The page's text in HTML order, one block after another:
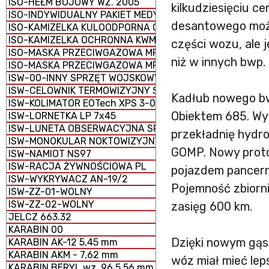
ISO-INDYWIDUALNY PAKIET MEDYCZNY IPMED 45 WP
ISO-KAMIZELKA KULOODPORNA GRYF PLATE CARRIER
ISO-KAMIZELKA OCHRONNA KWM-02
ISO-MASKA PRZECIWGAZOWA MP-5
ISO-MASKA PRZECIWGAZOWA MP-6
ISW-00-INNY SPRZĘT WOJSKOWY
ISW-CELOWNIK TERMOWIZYJNY SCT-RUBIN
ISW-KOLIMATOR EOTech XPS 3-0
ISW-LORNETKA LP 7x45
ISW-LUNETA OBSERWACYJNA SPOTTER 60
ISW-MONOKULAR NOKTOWIZYJNY MU-3M KOLIBER
ISW-NAMIOT NS97
ISW-RACJA ŻYWNOŚCIOWA PL
ISW-WYKRYWACZ AN-19/2
ISW-ZZ-01-WOLNY
ISW-ZZ-02-WOLNY
JELCZ 663.32
KARABIN 00
KARABIN AK-12 5,45 mm
KARABIN AKM - 7,62 mm
kilkudziesięciu
desantowego
części wozu, ale
niż w innych bwp.
Kadłub nowego
Obiektem 685.
przekładnię
GOMP. Nowy
pojazdem
Pojemność
zasięg 600 km.
Dzięki nowym
wóz miał mieć